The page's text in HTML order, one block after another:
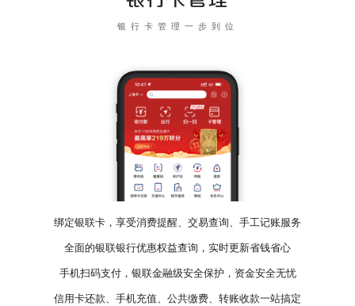
银行卡管理一步到位
绑定银联卡，享受消费提醒、交易查询、手工记账服务
全面的银联银行优惠权益查询，实时更新省钱省心
手机扫码支付，银联金融级安全保护，资金安全无忧
信用卡还款、手机充值、公共缴费、转账收款一站搞定